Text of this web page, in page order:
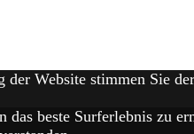
Website stimmen Sie
beste Surferlebnis zu